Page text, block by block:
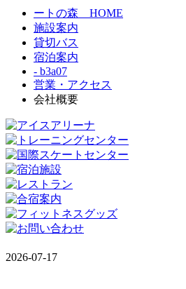
ートの森 HOME
施設案内
貸切バス
宿泊案内
- b3a07
営業・アクセス
会社概要
2026-07-17